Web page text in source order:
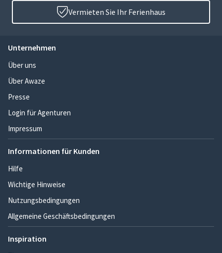
Vermieten Sie Ihr Ferienhaus
Unternehmen
Über uns
Über Awaze
Presse
Login für Agenturen
Impressum
Informationen für Kunden
Hilfe
Wichtige Hinweise
Nutzungsbedingungen
Allgemeine Geschäftsbedingungen
Inspiration